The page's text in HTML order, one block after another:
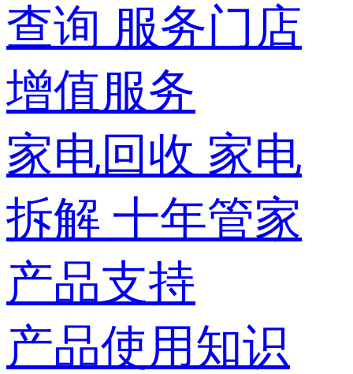
查询 服务门店
增值服务
家电回收 家电
拆解 十年管家
产品支持
产品使用知识